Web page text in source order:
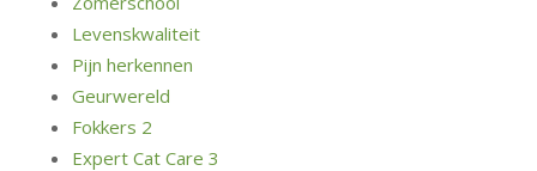
Levenskwaliteit
Pijn herkennen
Geurwereld
Fokkers 2
Expert Cat Care 3